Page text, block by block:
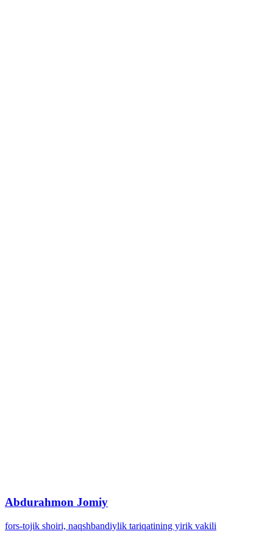
Abdurahmon Jomiy
fors-tojik shoiri, naqshbandiylik tariqatining yirik vakili